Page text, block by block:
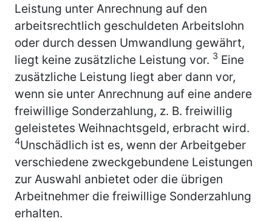
Leistung unter Anrechnung auf den
arbeitsrechtlich geschuldeten Arbeitslohn
oder durch dessen Umwandlung gewährt,
liegt keine zusätzliche Leistung vor. 3 Eine
zusätzliche Leistung liegt aber dann vor,
wenn sie unter Anrechnung auf eine andere
freiwillige Sonderzahlung, z. B. freiwillig
geleistetes Weihnachtsgeld, erbracht wird.
4Unschädlich ist es, wenn der Arbeitgeber
verschiedene zweckgebundene Leistungen
zur Auswahl anbietet oder die übrigen
Arbeitnehmer die freiwillige Sonderzahlung
erhalten.